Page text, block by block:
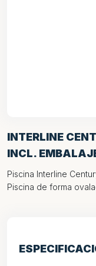
INTERLINE
INCL.
Piscina Interline
Piscina de forma